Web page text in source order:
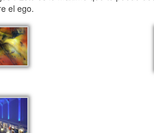
el ego.